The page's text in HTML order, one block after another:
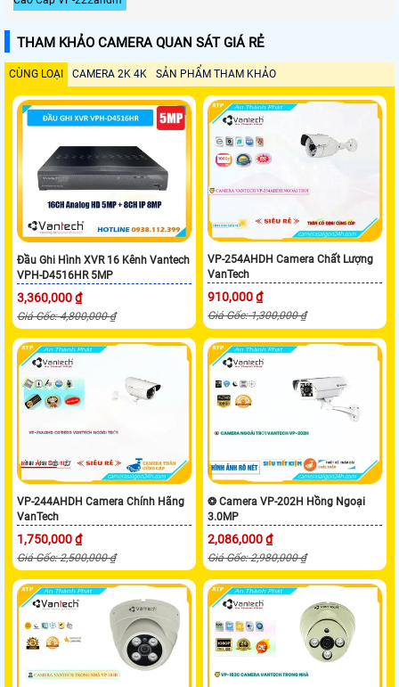
THAM KHẢO CAMERA QUAN SÁT GIÁ RẺ
CÙNG LOẠI CAMERA 2K 4K SẢN PHẨM THAM KHẢO
Đầu Ghi Hình XVR 16 Kênh Vantech
VPH-D4516HR 5MP
3,360,000 ₫
Giá Gốc: 4,800,000 ₫
VP-254AHDH Camera Chất Lượng
VanTech
910,000 ₫
Giá Gốc: 1,300,000 ₫
VP-244AHDH Camera Chính Hãng
VanTech
1,750,000 ₫
Giá Gốc: 2,500,000 ₫
❂ Camera VP-202H Hồng Ngoại
3.0MP
2,086,000 ₫
Giá Gốc: 2,980,000 ₫